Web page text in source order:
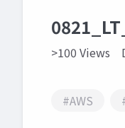
>100 Views
#AWS